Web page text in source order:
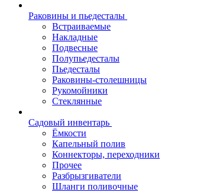
Раковины и пьедесталы
Встраиваемые
Накладные
Подвесные
Полупьедесталы
Пьедесталы
Раковины-столешницы
Рукомойники
Стеклянные
Садовый инвентарь
Ёмкости
Капельный полив
Коннекторы, переходники
Прочее
Разбрызгиватели
Шланги поливочные